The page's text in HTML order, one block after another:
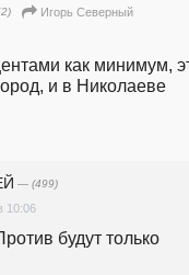
Игорь Северный
как минимум,
и в Николаеве
— (499)
10:06
будут только